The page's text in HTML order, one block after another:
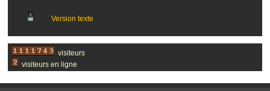
Version texte
visiteurs
visiteurs en ligne